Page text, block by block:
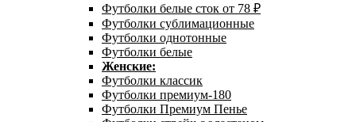
Футболки белые сток от 78 ₽
Футболки сублимационные
Футболки однотонные
Футболки белые
Женские:
Футболки классик
Футболки премиум-180
Футболки Премиум Пенье